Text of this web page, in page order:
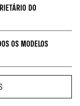
dos modelos mais
do automóvel
por um novo modelo,
DO
a opção de
OS MODELOS